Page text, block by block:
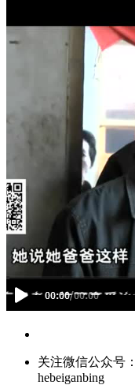
关注微信公众号：
hebeiganbing